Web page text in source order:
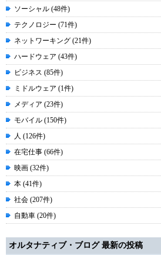
ソーシャル (48件)
テクノロジー (71件)
ネットワーキング (21件)
ハードウェア (43件)
ビジネス (85件)
ミドルウェア (1件)
メディア (23件)
モバイル (150件)
人 (126件)
在宅仕事 (66件)
映画 (32件)
本 (41件)
社会 (207件)
自動車 (20件)
オルタナティブ・ブログ 最新の投稿